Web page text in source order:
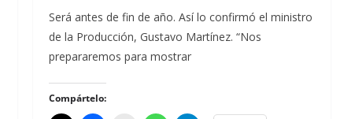
Será antes de fin de año. Así lo confirmó el ministro
de la Producción, Gustavo Martínez. “Nos
prepararemos para mostrar
Compártelo: